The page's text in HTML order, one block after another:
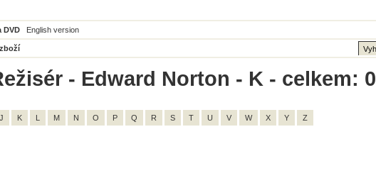
DVD English version
- Edward Norton - K - celkem: 0
J K L M N O P Q R S T U V W X Y Z